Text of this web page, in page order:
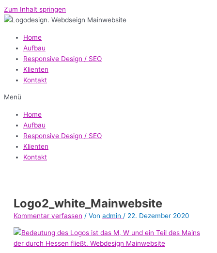
Zum Inhalt springen
Home
Aufbau
Responsive Design / SEO
Klienten
Kontakt
Menü
Home
Aufbau
Responsive Design / SEO
Klienten
Kontakt
Logo2_white_Mainwebsite
Kommentar verfassen / Von admin / 22. Dezember 2020